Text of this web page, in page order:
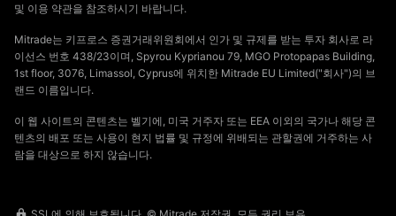
및 이용 약관을 참조하시기 바랍니다.
Mitrade는 키프로스 증권거래위원회에서 인가 및 규제를 받는 투자 회사로 라
이선스 번호 438/23이며, Spyrou Kyprianou 79, MGO Protopapas Building,
1st floor, 3076, Limassol, Cyprus에 위치한 Mitrade EU Limited("회사")의 브
랜드 이름입니다.
이 웹 사이트의 콘텐츠는 벨기에, 미국 거주자 또는 EEA 이외의 국가나 해당 콘
텐츠의 배포 또는 사용이 현지 법률 및 규정에 위배되는 관할권에 거주하는 사
람을 대상으로 하지 않습니다.